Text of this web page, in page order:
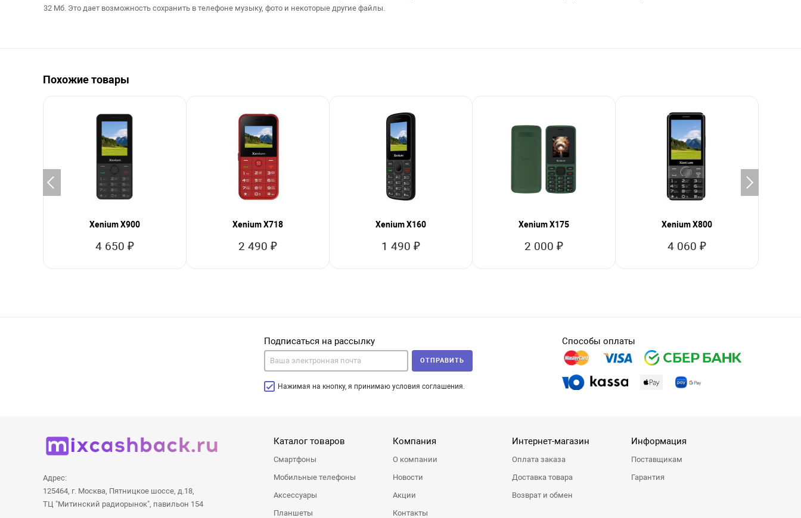
32 Мб. Это дает возможность сохранить в телефоне музыку, фото и некоторые другие файлы.
Похожие товары
Xenium X900
4 650 ₽
Xenium X718
2 490 ₽
Xenium X160
1 490 ₽
Xenium X175
2 000 ₽
Xenium X800
4 060 ₽
Подписаться на рассылку
Нажимая на кнопку, я принимаю условия соглашения.
ОТПРАВИТЬ
Способы оплаты
Адрес:
125464, г. Москва, Пятницкое шоссе, д.18,
ТЦ "Митинский радиорынок", павильон 154
Каталог товаров
Смартфоны
Мобильные телефоны
Аксессуары
Планшеты
Компания
О компании
Новости
Акции
Контакты
Интернет-магазин
Оплата заказа
Доставка товара
Возврат и обмен
Информация
Поставщикам
Гарантия